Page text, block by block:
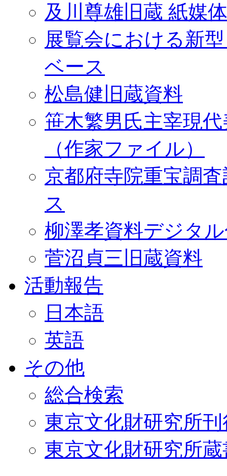
及川尊雄旧蔵 紙媒
展覧会における新
ベース
松島健旧蔵資料
笹木繁男氏主宰現
（作家ファイル）
京都府寺院重宝調
ス
柳澤孝資料デジタ
菅沼貞三旧蔵資料
活動報告
日本語
英語
その他
総合検索
東京文化財研究所
東京文化財研究所